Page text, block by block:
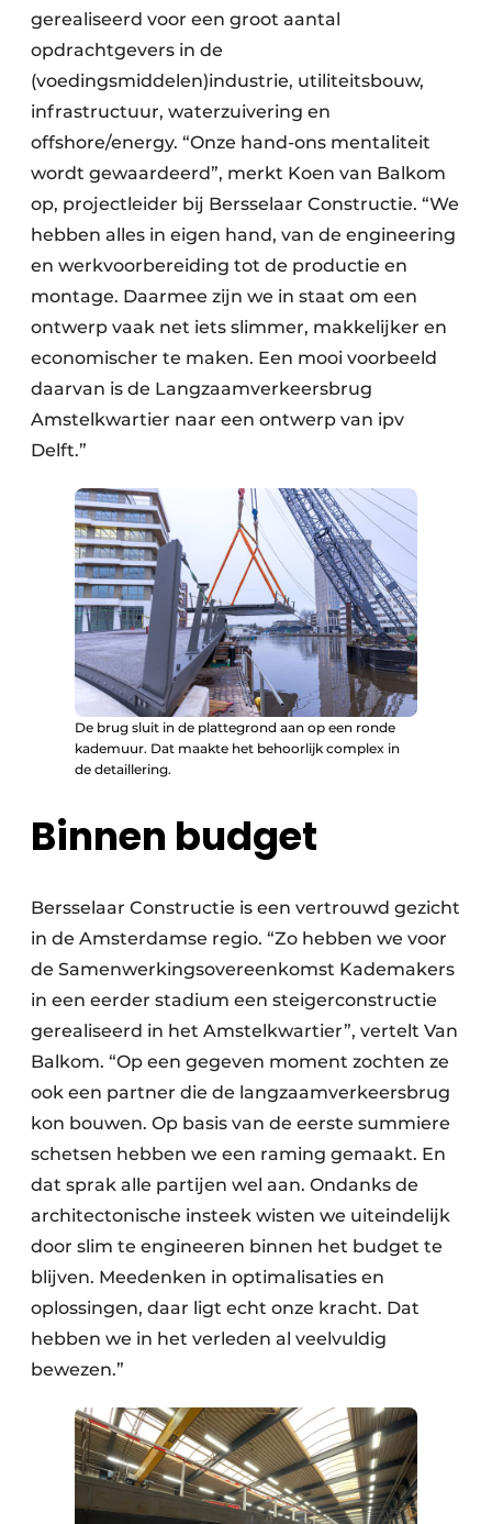
gerealiseerd voor een groot aantal
opdrachtgevers in de
(voedingsmiddelen)industrie, utiliteitsbouw,
infrastructuur, waterzuivering en
offshore/energy. “Onze hand-ons mentaliteit
wordt gewaardeerd”, merkt Koen van Balkom
op, projectleider bij Bersselaar Constructie. “We
hebben alles in eigen hand, van de engineering
en werkvoorbereiding tot de productie en
montage. Daarmee zijn we in staat om een
ontwerp vaak net iets slimmer, makkelijker en
economischer te maken. Een mooi voorbeeld
daarvan is de Langzaamverkeersbrug
Amstelkwartier naar een ontwerp van ipv
Delft.”
De brug sluit in de plattegrond aan op een ronde
kademuur. Dat maakte het behoorlijk complex in
de detaillering.
Binnen budget
Bersselaar Constructie is een vertrouwd gezicht
in de Amsterdamse regio. “Zo hebben we voor
de Samenwerkingsovereenkomst Kademakers
in een eerder stadium een steigerconstructie
gerealiseerd in het Amstelkwartier”, vertelt Van
Balkom. “Op een gegeven moment zochten ze
ook een partner die de langzaamverkeersbrug
kon bouwen. Op basis van de eerste summiere
schetsen hebben we een raming gemaakt. En
dat sprak alle partijen wel aan. Ondanks de
architectonische insteek wisten we uiteindelijk
door slim te engineeren binnen het budget te
blijven. Meedenken in optimalisaties en
oplossingen, daar ligt echt onze kracht. Dat
hebben we in het verleden al veelvuldig
bewezen.”